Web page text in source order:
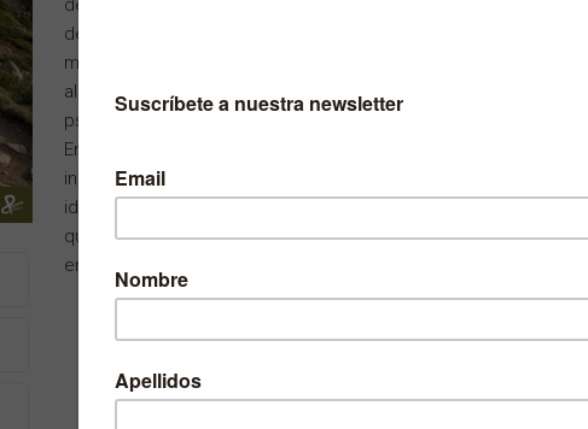
depresión, las autolesiones, el estrés, las adicciones o los
desarreglos alimentarios ocupan con frecuencia titulares en los
medios. Apenas se habla de remedios eficaces para lo que
algunos califican de pandemia. España lidera el consumo de
psicofármacos.
En este ensayo se pasa revista a diferentes formas extendidas e
insuficientes de gestionar la propia existencia, y se propone un
ideal de vida plena y lograda y feliz, por qué no; una opción a la
que siempre, en cada momento de nuestra biografía, estamos
en condiciones de apuntarnos.